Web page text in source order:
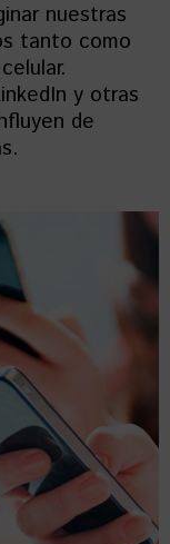
nuestras
tanto como
y otras
de